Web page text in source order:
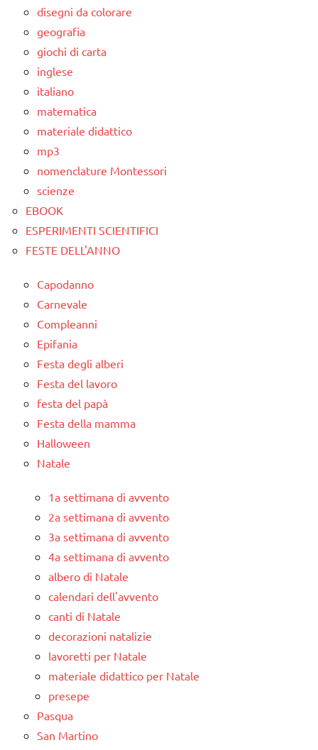
tubs
TUTTI GLI
PER ETA'
TUTTI GLI
ARTICOLI
anni
giochi
d'arte
STAGIONI
TUTTI GLI
ARGOMENTI
PER ETA'
TUTTI GLI
ARTICOLI
disegni da colorare
geografia
giochi di carta
inglese
italiano
matematica
materiale didattico
mp3
nomenclature Montessori
scienze
EBOOK
ESPERIMENTI SCIENTIFICI
FESTE DELL'ANNO
Capodanno
Carnevale
Compleanni
Epifania
Festa degli alberi
Festa del lavoro
festa del papà
Festa della mamma
Halloween
Natale
1a settimana di avvento
2a settimana di avvento
3a settimana di avvento
4a settimana di avvento
albero di Natale
calendari dell'avvento
canti di Natale
decorazioni natalizie
lavoretti per Natale
materiale didattico per Natale
presepe
Pasqua
San Martino